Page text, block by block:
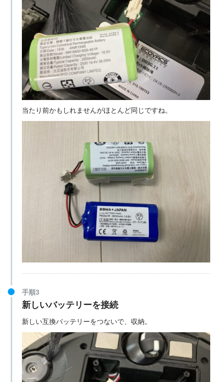
当たり前かもしれませんがほとんど同じですね。
手順3
新しいバッテリーを接続
新しい互換バッテリーをつないで、収納。